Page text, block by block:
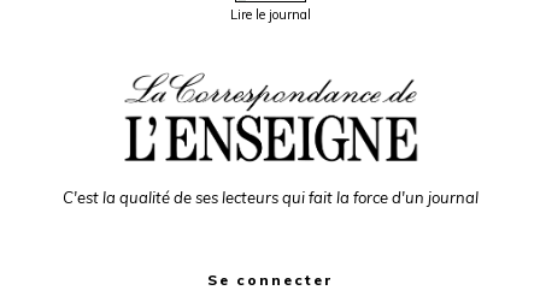
Lire le journal
C'est la qualité de ses lecteurs qui fait la force d'un journal
Se connecter